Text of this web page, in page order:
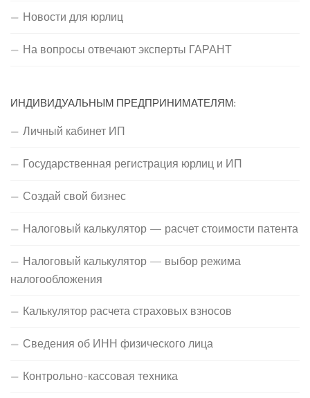
Новости для юрлиц
На вопросы отвечают эксперты ГАРАНТ
ИНДИВИДУАЛЬНЫМ ПРЕДПРИНИМАТЕЛЯМ:
Личный кабинет ИП
Государственная регистрация юрлиц и ИП
Создай свой бизнес
Налоговый калькулятор — расчет стоимости патента
Налоговый калькулятор — выбор режима
налогообложения
Калькулятор расчета страховых взносов
Сведения об ИНН физического лица
Контрольно-кассовая техника